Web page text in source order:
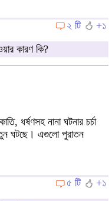
২ টি
+১
কারণ কি?
ধর্ষণসহ নানা ঘটনার চর্চা
ঘটছে। এগুলো পুরাতন
৫ টি
+১